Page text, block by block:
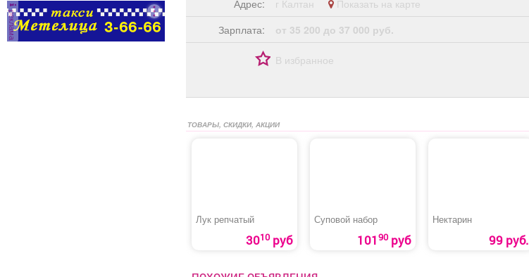
администраторов.
Сменный Занятость:
оформления: Трудовой
Частота выплат:
деятельности
реклама
Адрес:
г Калтан
Показать на карте
Зарплата:
от 35 200 до 37 000 руб.
В избранное
ТОВАРЫ, СКИДКИ, АКЦИИ
Лук репчатый
3010руб
Суповой набор
10190руб
Нектарин
99 руб.